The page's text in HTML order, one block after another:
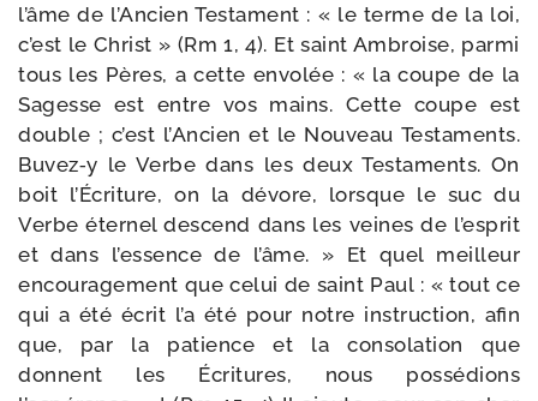
l’âme de l’Ancien Testament : « le terme de la loi,
c’est le Christ » (Rm 1, 4). Et saint Ambroise, par­mi
tous les Pères, a cette envo­lée : « la coupe de la
Sagesse est entre vos mains. Cette coupe est
double ; c’est l’Ancien et le Nouveau Testaments.
Buvez‑y le Verbe dans les deux Testaments. On
boit l’Écriture, on la dévore, lorsque le suc du
Verbe éter­nel des­cend dans les veines de l’esprit
et dans l’essence de l’âme. » Et quel meilleur
encou­ra­ge­ment que celui de saint Paul : « tout ce
qui a été écrit l’a été pour notre ins­truc­tion, afin
que, par la patience et la conso­la­tion que
donnent les Écritures, nous pos­sé­dions